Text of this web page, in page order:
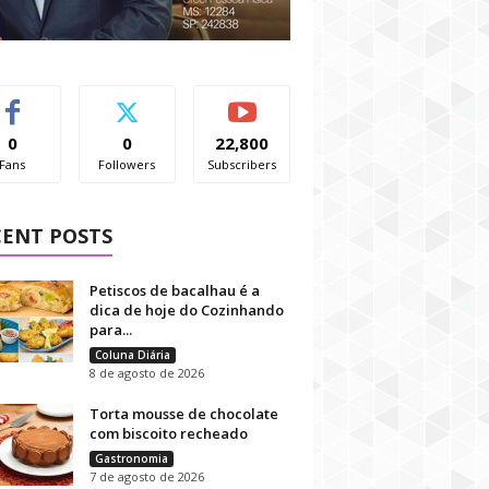
0
Fans
0
Followers
22,800
Subscribers
POSTS
Petiscos de bacalhau é a
dica de hoje do Cozinhando
para...
Coluna Diária
8 de agosto de 2026
Torta mousse de chocolate
com biscoito recheado
Gastronomia
7 de agosto de 2026